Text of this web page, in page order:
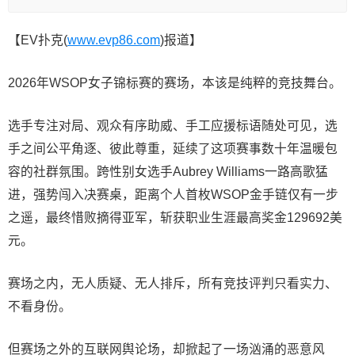
【EV扑克(www.evp86.com)报道】
2026年WSOP女子锦标赛的赛场，本该是纯粹的竞技舞台。
选手专注对局、观众有序助威、手工应援标语随处可见，选
手之间公平角逐、彼此尊重，延续了这项赛事数十年温暖包
容的社群氛围。跨性别女选手Aubrey Williams一路高歌猛
进，强势闯入决赛桌，距离个人首枚WSOP金手链仅有一步
之遥，最终惜败摘得亚军，斩获职业生涯最高奖金129692美
元。
赛场之内，无人质疑、无人排斥，所有竞技评判只看实力、
不看身份。
但赛场之外的互联网舆论场，却掀起了一场汹涌的恶意风